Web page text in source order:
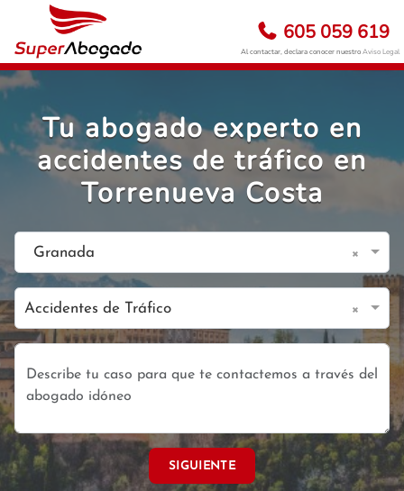
605 059 619
Al contactar, declara conocer nuestroAviso Legal
Tu abogado experto en
accidentes de tráfico en
Torrenueva Costa
Granada ×
Accidentes de Tráfico ×
SIGUIENTE